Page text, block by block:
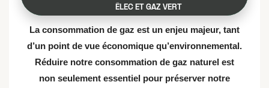
ÉLEC ET GAZ VERT
La consommation de gaz est un enjeu majeur, tant
d’un point de vue économique qu’environnemental.
Réduire notre consommation de gaz naturel est
non seulement essentiel pour préserver notre